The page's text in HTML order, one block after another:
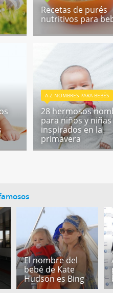
Recetas de purés
nutritivos para
A-Z NOMBRES PARA BEBÉS
28 hermosos
para niños y niñas
inspirados en la
primavera
El nombre del
bebé de Kate
Hudson es Bing